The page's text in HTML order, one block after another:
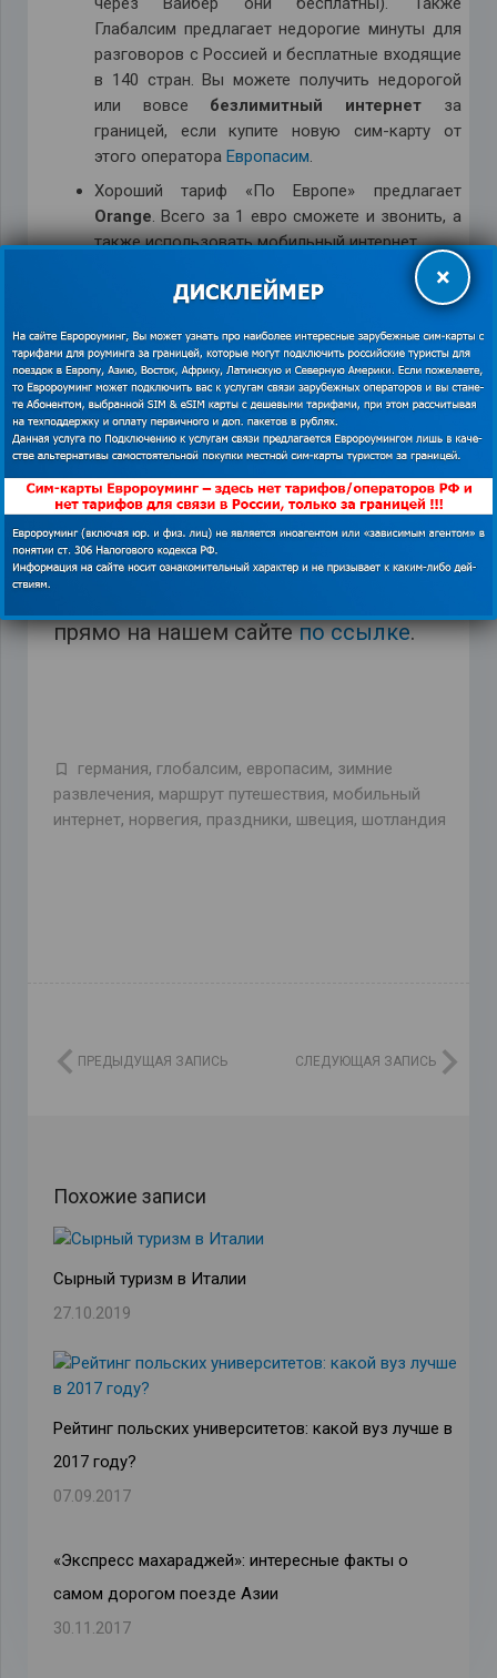
Глабалсим предлагает недорогие минуты для
разговоров с Россией и бесплатные входящие
в 140 стран. Вы можете получить недорогой
или вовсе безлимитный интернетза
границей, если купите новую сим-карту от
этого оператора Европасим.
Хороший тариф «По Европе» предлагает
Orange. Всего за 1 евро сможете и звонить, а
также использовать мобильный интернет.
Оператор Водафон предлагает не менее
оптимальный вариант. За 3 евро в день
абоненту начислят по 30 минут на все виды
звонков и 200 мегабайт качественного
интернета.
Надеемся, после прочтения статьи,
вы уже знаете,куда поехатьна
зимние праздники и какую сим-карту
выбрать.Сим-карты из статьи и
другие предложения от операторов
прямо на нашем сайтепо ссылке.
германия, глобалсим, европасим, зимние
развлечения, маршрут путешествия, мобильный
интернет, норвегия, праздники, швеция, шотландия
ПРЕДЫДУЩАЯ ЗАПИСЬ СЛЕДУЮЩАЯ ЗАПИСЬ
Похожие записи
Сырный туризм в Италии
27.10.2019
Рейтинг польских университетов: какой вуз лучше в
2017 году?
07.09.2017
«Экспресс махараджей»: интересные факты о
самом дорогом поезде Азии
30.11.2017
×